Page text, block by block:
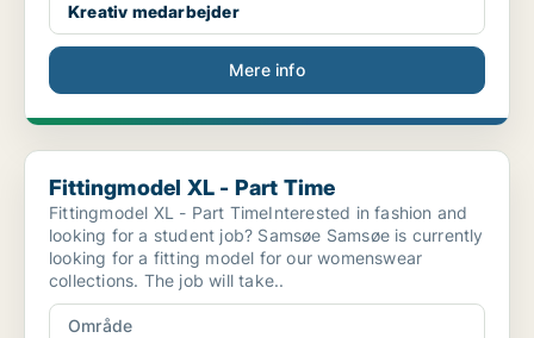
Kreativ medarbejder
Mere info
Fittingmodel XL - Part Time
Fittingmodel XL - Part Time
Fittingmodel XL - Part TimeInterested in fashion and
looking for a student job? Samsøe Samsøe is currently
looking for a fitting model for our womenswear
collections. The job will take..
Område